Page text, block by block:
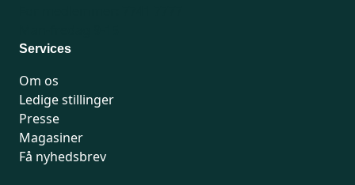
Services
Om os
Ledige stillinger
Presse
Magasiner
Få nyhedsbrev